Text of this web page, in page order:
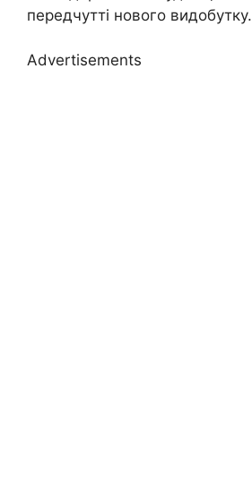
передчутті нового видобутку.
Advertisements